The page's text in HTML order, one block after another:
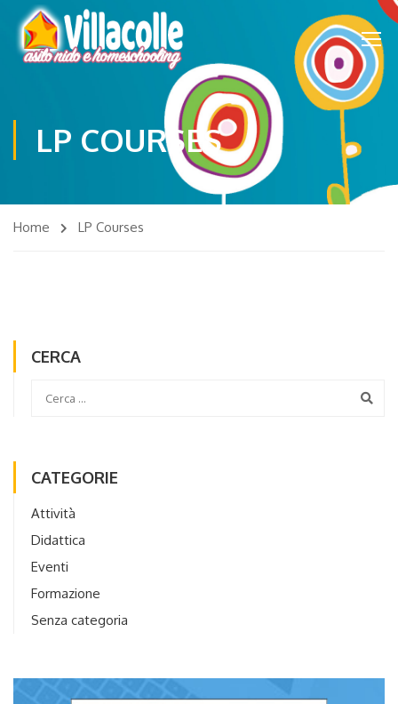
LP COURSES
Home LP Courses
CERCA
CATEGORIE
Attività
Didattica
Eventi
Formazione
Senza categoria